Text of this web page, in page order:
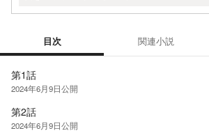
目次 関連小説
第1話
2024年6月9日公開
第2話
2024年6月9日公開